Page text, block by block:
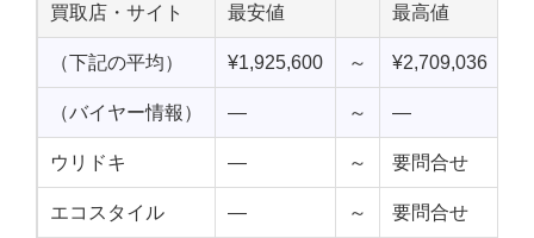
買取店・サイト 最安値 最高値
（下記の平均） ¥1,925,600 ～ ¥2,709,036
（バイヤー情報） — ～ —
ウリドキ — ～ 要問合せ
エコスタイル — ～ 要問合せ